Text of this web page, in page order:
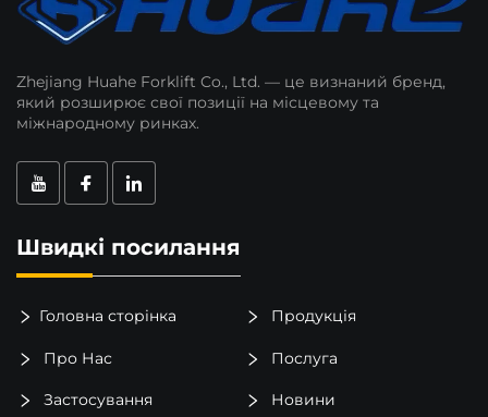
Zhejiang Huahe Forklift Co., Ltd. — це визнаний бренд,
який розширює свої позиції на місцевому та
міжнародному ринках.
Швидкі посилання
Головна сторінка Продукція
Про Нас Послуга
Застосування Новини